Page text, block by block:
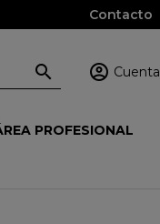
Contacto
  Cuenta
PROFESIONAL